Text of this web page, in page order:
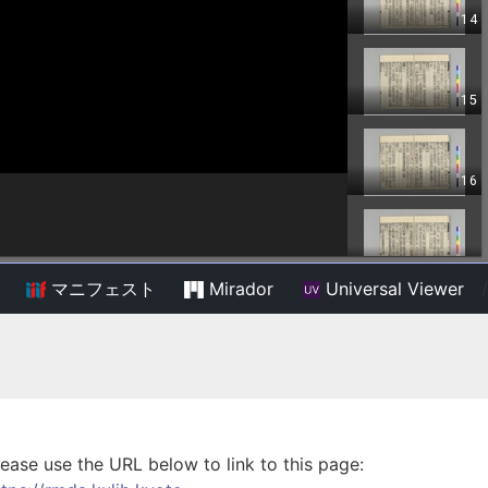
マニフェスト Mirador Universal Viewer
use the URL below to link to this page: